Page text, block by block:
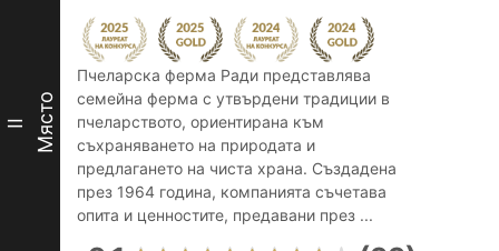
II Място
Пчеларска ферма Ради представлява
семейна ферма с утвърдени традиции в
пчеларството, ориентирана към
съхраняването на природата и
предлагането на чиста храна. Създадена
през 1964 година, компанията съчетава
опита и ценностите, предавани през ...